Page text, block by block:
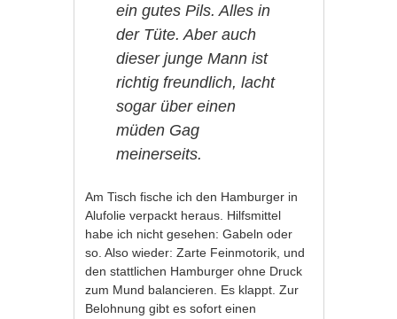
ein gutes Pils. Alles in
der Tüte. Aber auch
dieser junge Mann ist
richtig freundlich, lacht
sogar über einen
müden Gag
meinerseits.
Am Tisch fische ich den Hamburger in
Alufolie verpackt heraus. Hilfsmittel
habe ich nicht gesehen: Gabeln oder
so. Also wieder: Zarte Feinmotorik, und
den stattlichen Hamburger ohne Druck
zum Mund balancieren. Es klappt. Zur
Belohnung gibt es sofort einen